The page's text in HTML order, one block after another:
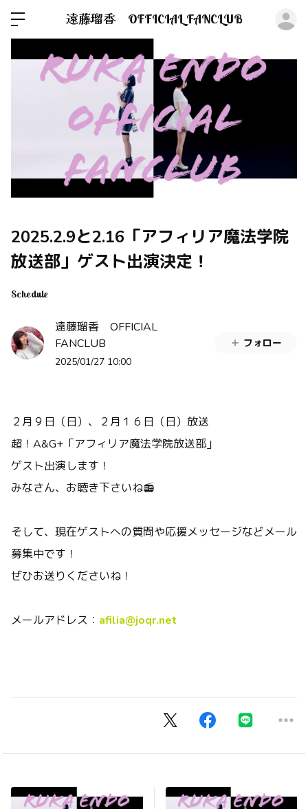
遠藤瑠香 OFFICIAL FANCLUB
2025.2.9と2.16「アフィリア魔法学院
放送部」ゲスト出演決定！
Schedule
遠藤瑠香 OFFICIAL
FANCLUB
2025/01/27 10:00
フォロー
２月９日（日）、２月１６日（日）放送
超！A&G+「アフィリア魔法学院放送部」
ゲスト出演します！
みなさん、お聴き下さいね📻
そして、現在ゲストへの質問や応援メッセージなどメール
募集中です！
ぜひお送りくださいね！
メールアドレス： afilia@joqr.net